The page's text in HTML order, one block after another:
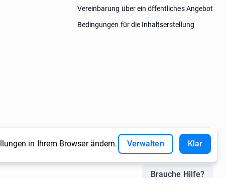
in Ihrem Browser ändern. Verwalten Klar
Vereinbarung über ein öffentliches Angebot
Bedingungen für die Inhaltserstellung
Brauche Hilfe?